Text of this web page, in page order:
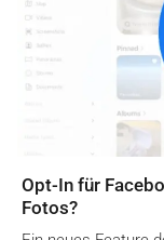
Opt-In für
Fotos?